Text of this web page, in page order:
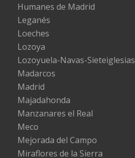
Humanes de Madrid
Leganés
Loeches
Lozoya
Lozoyuela-Navas-Sieteiglesias
Madarcos
Madrid
Majadahonda
Manzanares el Real
Meco
Mejorada del Campo
Miraflores de la Sierra